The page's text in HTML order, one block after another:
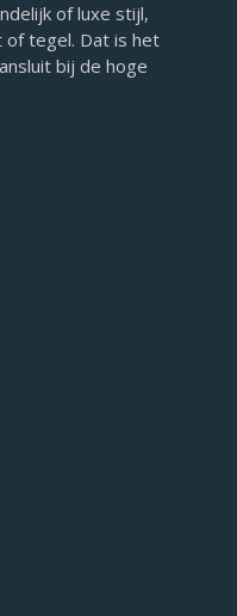
of luxe stijl,
of tegel. Dat is het
bij de hoge